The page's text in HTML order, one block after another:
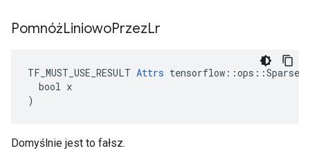
PomnóżLiniowoPrzezLr
TF_MUST_USE_RESULT Attrs
  bool x
)
Domyślnie jest to fałsz.